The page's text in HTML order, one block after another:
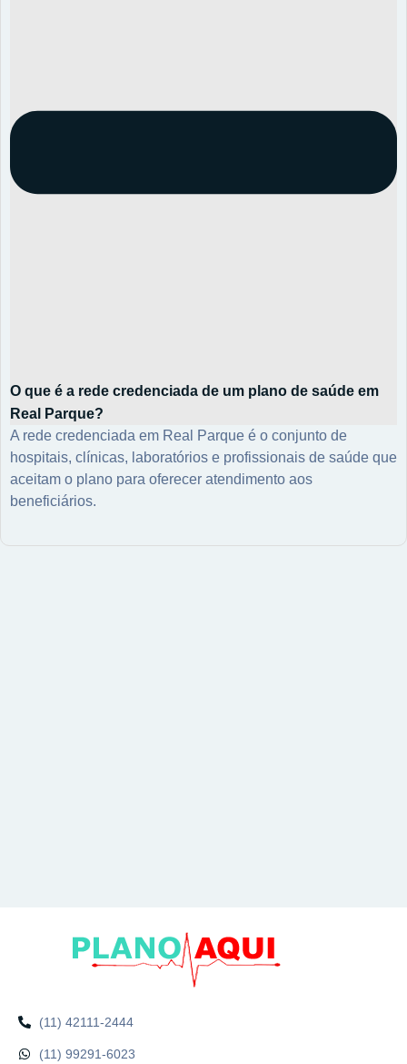
O que é a rede credenciada de um plano de saúde em
Real Parque?
A rede credenciada em Real Parque é o conjunto de
hospitais, clínicas, laboratórios e profissionais de saúde que
aceitam o plano para oferecer atendimento aos
beneficiários.
(11) 42111-2444
(11) 99291-6023